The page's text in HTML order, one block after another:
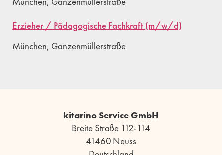
Erzieher / Pädagogische Fachkraft (m/w/d)
München, Ganzenmüllerstraße
kitarino Service GmbH
Breite Straße 112-114
41460 Neuss